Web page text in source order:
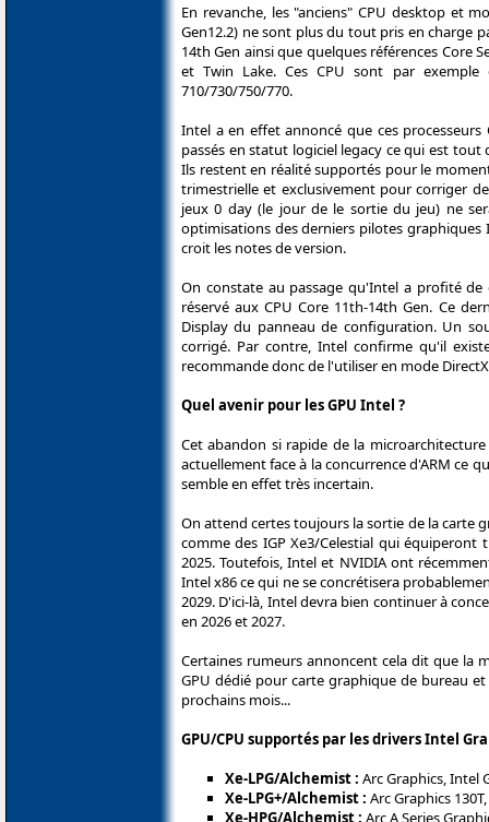
En revanche, les "anciens" CPU desktop et
Gen12.2) ne sont plus du tout pris en charge
14th Gen ainsi que quelques références Core
et Twin Lake. Ces CPU sont par exemple
710/730/750/770.
Intel a en effet annoncé que ces
passés en statut logiciel legacy ce qui est
Ils restent en réalité supportés pour le
trimestrielle et exclusivement pour corriger
jeux 0 day (le jour de le sortie du jeu) ne
optimisations des derniers pilotes graphiques
croit les notes de version.
On constate au passage qu'Intel a profité
réservé aux CPU Core 11th-14th Gen. Ce
Display du panneau de configuration. Un
corrigé. Par contre, Intel confirme qu'il
recommande donc de l'utiliser en mode
Quel avenir pour les GPU Intel ?
Cet abandon si rapide de la
actuellement face à la concurrence d'ARM ce
semble en effet très incertain.
On attend certes toujours la sortie de la carte
comme des IGP Xe3/Celestial qui
2025. Toutefois, Intel et NVIDIA ont
Intel x86 ce qui ne se concrétisera
2029. D'ici-là, Intel devra bien continuer à
en 2026 et 2027.
Certaines rumeurs annoncent cela dit que la
GPU dédié pour carte graphique de bureau
prochains mois...
GPU/CPU supportés par les drivers Intel
Xe-LPG/Alchemist : Arc Graphics, Intel
Xe-LPG+/Alchemist : Arc Graphics
Xe-HPG/Alchemist : Arc A Series